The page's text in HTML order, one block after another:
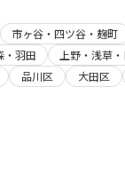
市ヶ谷・四ツ谷・麹町
・羽田 上野・浅草
品川区 大田区